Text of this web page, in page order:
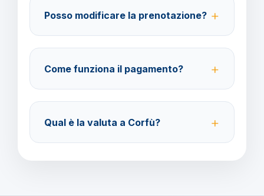
amministrazione@barbaviaggi.it, o tramite il sito
barbaviaggi.it.
Posso modificare la prenotazione?
prima della partenza con un costo di 70 euro a
modifica.
Come funziona il pagamento?
Acconto del 40% alla prenotazione, saldo 30 giorni
prima della partenza.
Qual è la valuta a Corfù?